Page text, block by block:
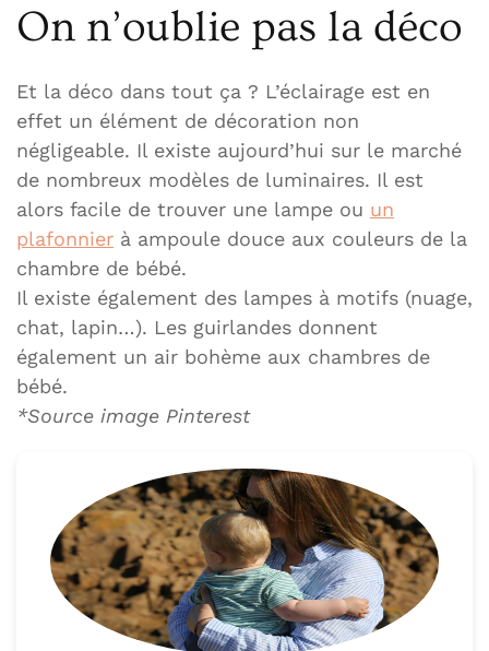
On n’oublie pas la déco
Et la déco dans tout ça ? L’éclairage est en
effet un élément de décoration non
négligeable. Il existe aujourd’hui sur le marché
de nombreux modèles de luminaires. Il est
alors facile de trouver une lampe ou un
plafonnier à ampoule douce aux couleurs de la
chambre de bébé.
Il existe également des lampes à motifs (nuage,
chat, lapin…). Les guirlandes donnent
également un air bohème aux chambres de
bébé.
*Source image Pinterest